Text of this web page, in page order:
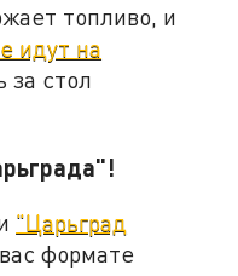
топливо, и
идут на
за стол
"Царьград
формате